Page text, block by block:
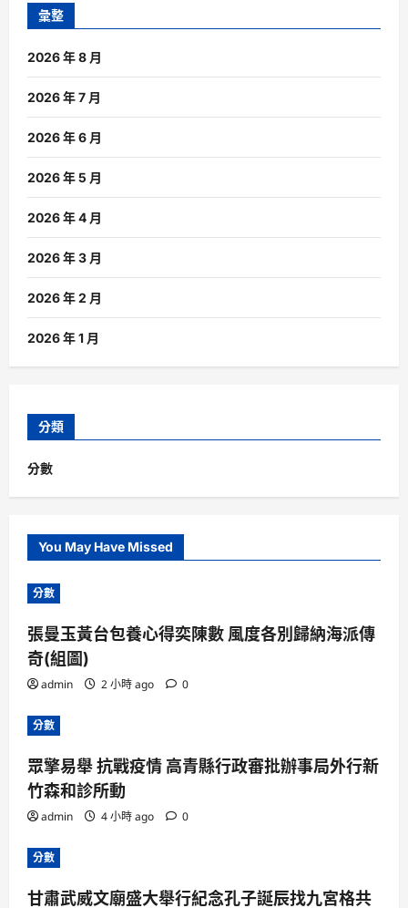
彙整
2026 年 8 月
2026 年 7 月
2026 年 6 月
2026 年 5 月
2026 年 4 月
2026 年 3 月
2026 年 2 月
2026 年 1 月
分類
分數
You May Have Missed
分數
張曼玉黃台包養心得奕陳數 風度各別歸納海派傳
奇(組圖)
admin 2 小時 ago 0
分數
眾擎易舉 抗戰疫情 高青縣行政審批辦事局外行新
竹森和診所動
admin 4 小時 ago 0
分數
甘肅武威文廟盛大舉行紀念孔子誕辰找九宮格共